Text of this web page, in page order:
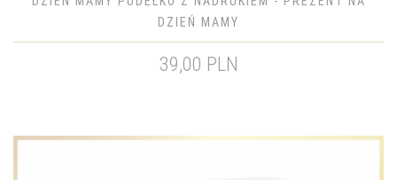
DZIEŃ MAMY
39,00 PLN